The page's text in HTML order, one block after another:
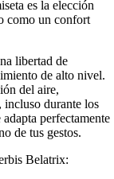
es la elección
como un confort
libertad de
de alto nivel.
del aire,
incluso durante los
perfectamente
de tus gestos.
Belatrix: